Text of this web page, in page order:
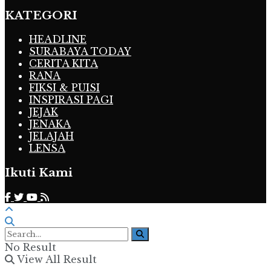
KATEGORI
HEADLINE
SURABAYA TODAY
CERITA KITA
RANA
FIKSI & PUISI
INSPIRASI PAGI
JEJAK
JENAKA
JELAJAH
LENSA
Ikuti Kami
No Result
View All Result